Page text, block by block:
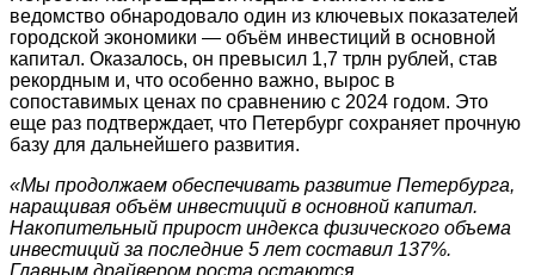
ведомство обнародовало один из ключевых показателей
городской экономики — объём инвестиций в основной
капитал. Оказалось, он превысил 1,7 трлн рублей, став
рекордным и, что особенно важно, вырос в
сопоставимых ценах по сравнению с 2024 годом. Это
еще раз подтверждает, что Петербург сохраняет прочную
базу для дальнейшего развития.
«Мы продолжаем обеспечивать развитие Петербурга,
наращивая объём инвестиций в основной капитал.
Накопительный прирост индекса физического объема
инвестиций за последние 5 лет составил 137%.
Главным драйвером роста остаются